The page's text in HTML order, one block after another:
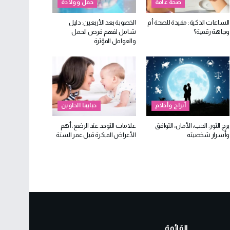
صحة عامة
الساعات الذكية: مفيدة للصحة أم
وجاهة رقمية؟
حمل وولادة
الخصوبة بعد الأربعين: دليل
شامل لفهم فرص الحمل
والعوامل المؤثرة
أبراج وأحلام
برج الثور: الحب، الأمان، التوافق
وأسرار شخصيته
حبايبنا الحلوين
علامات التوحد عند الرضع: أهم
الأعراض المبكرة قبل عمر السنة